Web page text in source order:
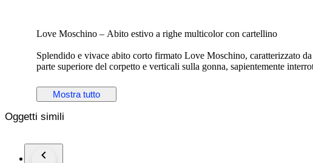
Love Moschino – Abito estivo a righe multicolor con cartellino
Splendido e vivace abito corto firmato Love Moschino, caratterizzato
parte superiore del corpetto e verticali sulla gonna, sapientemente
La palette cromatica è fresca ed elegante, unendo sfumature di azzurro
ideale sia per un look casual chic estivo da giorno, sia per un evento
Misure approssimative (prese in piano / flat):
Mostra tutto
Oggetti simili